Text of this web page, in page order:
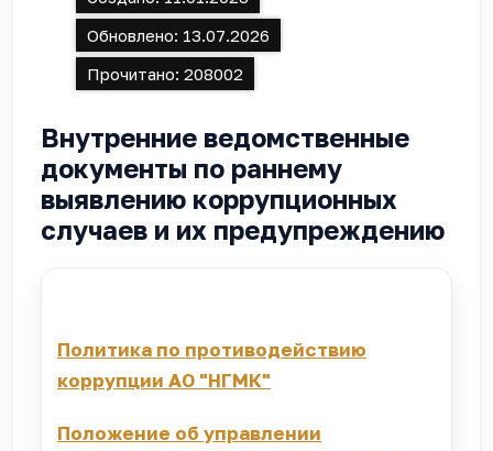
Обновлено: 13.07.2026
Прочитано: 208002
Внутренние ведомственные
документы по раннему
выявлению коррупционных
случаев и их предупреждению
Политика по противодействию
коррупции АО "НГМК"
Положение об управлении